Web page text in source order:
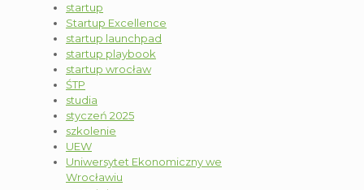
startup
Startup Excellence
startup launchpad
startup playbook
startup wrocław
ŚTP
studia
styczeń 2025
szkolenie
UEW
Uniwersytet Ekonomiczny we
Wrocławiu